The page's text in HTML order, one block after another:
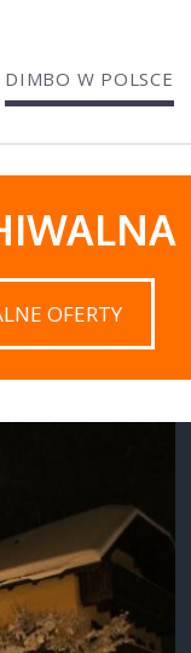
DIMBO W POLSCE
OFERTY